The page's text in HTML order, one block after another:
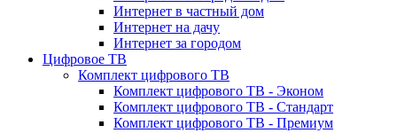
Интернет в частный дом
Интернет на дачу
Интернет за городом
Цифровое ТВ
Комплект цифрового ТВ
Комплект цифрового ТВ - Эконом
Комплект цифрового ТВ - Стандарт
Комплект цифрового ТВ - Премиум